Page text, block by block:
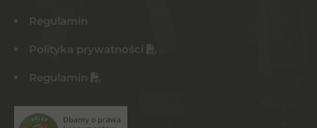
Regulamin
Polityka prywatności
Regulamin